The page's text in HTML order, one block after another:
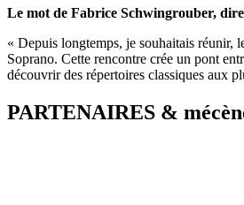
Le mot de Fabrice Schwingrouber,
« Depuis longtemps, je souhaitais réunir,
Soprano. Cette rencontre crée un pont
découvrir des répertoires classiques aux
PARTENAIRES &